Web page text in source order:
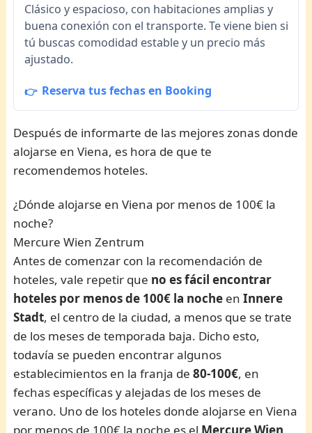
Clásico y espacioso, con habitaciones amplias y
buena conexión con el transporte. Te viene bien si
tú buscas comodidad estable y un precio más
ajustado.
Reserva tus fechas en Booking
Después de informarte de las mejores zonas donde
alojarse en Viena, es hora de que te
recomendemos hoteles.
¿Dónde alojarse en Viena por menos de 100€ la
noche?
Mercure Wien Zentrum
Antes de comenzar con la recomendación de
hoteles, vale repetir que no es fácil encontrar
hoteles por menos de 100€ la noche enInnere
Stadt, el centro de la ciudad, a menos que se trate
de los meses de temporada baja. Dicho esto,
todavía se pueden encontrar algunos
establecimientos en la franja de80-100€, en
fechas específicas y alejadas de los meses de
verano. Uno de los hoteles donde alojarse en Viena
por menos de 100€ la noche es el Mercure Wien